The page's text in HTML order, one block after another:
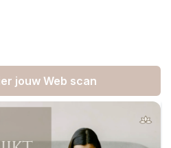
jouw Web scan